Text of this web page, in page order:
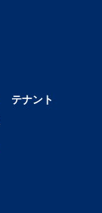
テナント